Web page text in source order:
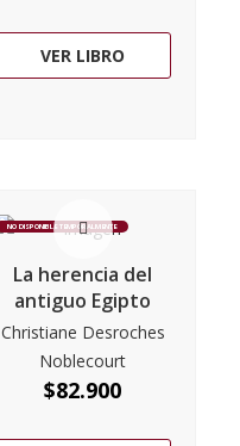
VER LIBRO
NO DISPONIBLE TEMPORALMENTE
La herencia del
antiguo Egipto
Christiane Desroches
Noblecourt
$82.900